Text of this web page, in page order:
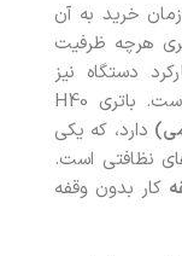
خرید به آن
هرچه ظرفیت
دستگاه نیز
بالاتر است. البته کیفیت آن نیز مهم است. باتری H40
دارد، که یکی
نظافتی است.
کار بدون وقفه